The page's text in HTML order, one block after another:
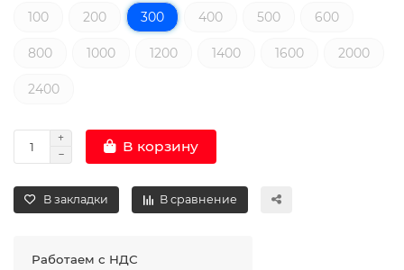
100
200 300 400 500 600
800 1000 1200 1400 1600 2000
2400
В корзину
В закладки В сравнение
Работаем с НДС